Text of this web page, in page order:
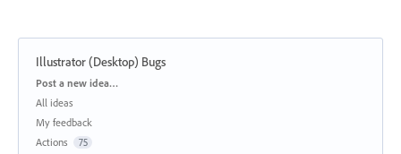
Illustrator (Desktop) Bugs
Categories
Post a new idea…
All ideas
My feedback
Actions
75